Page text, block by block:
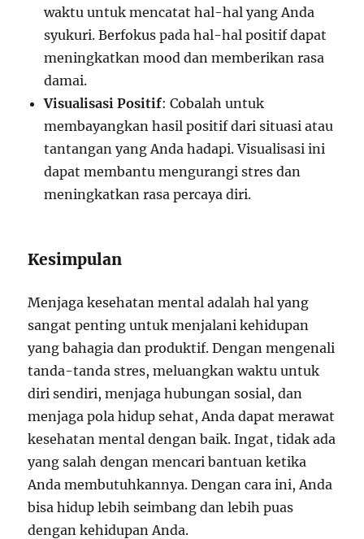
waktu untuk mencatat hal-hal yang Anda
syukuri. Berfokus pada hal-hal positif dapat
meningkatkan mood dan memberikan rasa
damai.
Visualisasi Positif: Cobalah untuk
membayangkan hasil positif dari situasi atau
tantangan yang Anda hadapi. Visualisasi ini
dapat membantu mengurangi stres dan
meningkatkan rasa percaya diri.
Kesimpulan
Menjaga kesehatan mental adalah hal yang
sangat penting untuk menjalani kehidupan
yang bahagia dan produktif. Dengan mengenali
tanda-tanda stres, meluangkan waktu untuk
diri sendiri, menjaga hubungan sosial, dan
menjaga pola hidup sehat, Anda dapat merawat
kesehatan mental dengan baik. Ingat, tidak ada
yang salah dengan mencari bantuan ketika
Anda membutuhkannya. Dengan cara ini, Anda
bisa hidup lebih seimbang dan lebih puas
dengan kehidupan Anda.